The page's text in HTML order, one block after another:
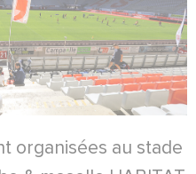
organisées au stade